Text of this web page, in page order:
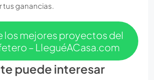
tus ganancias.
los mejores proyectos del
– LleguéACasa.com
puede interesar